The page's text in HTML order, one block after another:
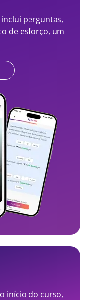
perguntas,
de esforço, um
início do curso,